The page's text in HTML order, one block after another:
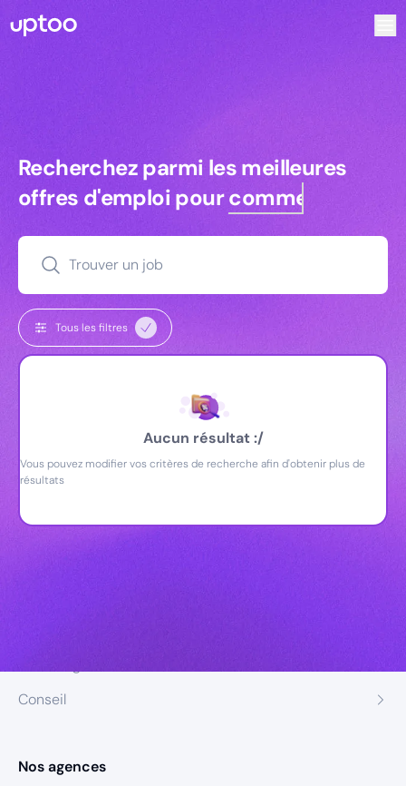
Recherchez parmi les meilleures
Recherchez parmi les meilleures
offres d'emploi pourcommerciaux
Trouver un job
Tous les filtres
Aucun résultat :/
Vous pouvez modifier vos critères de recherche afin d'obtenir plus de
résultats
Conseil
Nos agences